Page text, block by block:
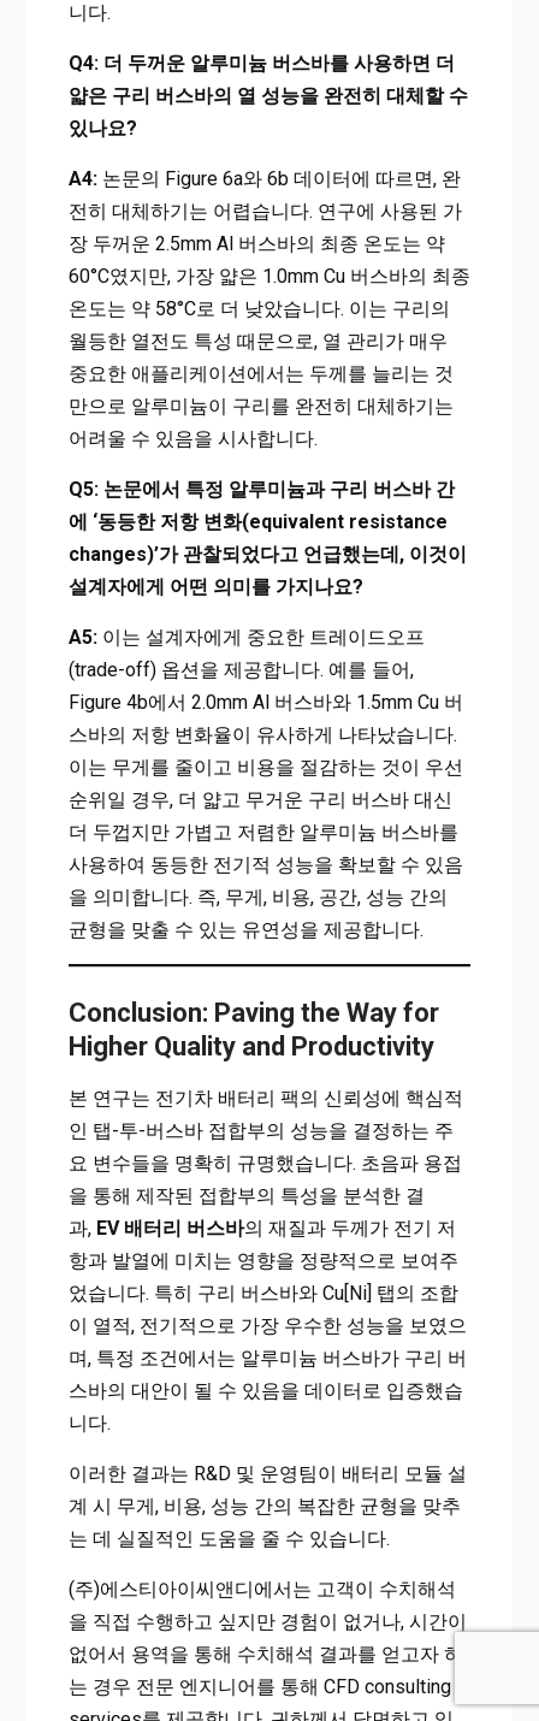
니다.
Q4: 더 두꺼운 알루미늄 버스바를 사용하면 더
얇은 구리 버스바의 열 성능을 완전히 대체할 수
있나요?
A4:논문의 Figure 6a와 6b 데이터에 따르면, 완
전히 대체하기는 어렵습니다. 연구에 사용된 가
장 두꺼운 2.5mm Al 버스바의 최종 온도는 약
60°C였지만, 가장 얇은 1.0mm Cu 버스바의 최종
온도는 약 58°C로 더 낮았습니다. 이는 구리의
월등한 열전도 특성 때문으로, 열 관리가 매우
중요한 애플리케이션에서는 두께를 늘리는 것
만으로 알루미늄이 구리를 완전히 대체하기는
어려울 수 있음을 시사합니다.
Q5: 논문에서 특정 알루미늄과 구리 버스바 간
에 ‘동등한 저항 변화(equivalent resistance
changes)’가 관찰되었다고 언급했는데, 이것이
설계자에게 어떤 의미를 가지나요?
A5:이는 설계자에게 중요한 트레이드오프
(trade-off) 옵션을 제공합니다. 예를 들어,
Figure 4b에서 2.0mm Al 버스바와 1.5mm Cu 버
스바의 저항 변화율이 유사하게 나타났습니다.
이는 무게를 줄이고 비용을 절감하는 것이 우선
순위일 경우, 더 얇고 무거운 구리 버스바 대신
더 두껍지만 가볍고 저렴한 알루미늄 버스바를
사용하여 동등한 전기적 성능을 확보할 수 있음
을 의미합니다. 즉, 무게, 비용, 공간, 성능 간의
균형을 맞출 수 있는 유연성을 제공합니다.
Conclusion: Paving the Way for
Higher Quality and Productivity
본 연구는 전기차 배터리 팩의 신뢰성에 핵심적
인 탭-투-버스바 접합부의 성능을 결정하는 주
요 변수들을 명확히 규명했습니다. 초음파 용접
을 통해 제작된 접합부의 특성을 분석한 결
과, EV 배터리 버스바의 재질과 두께가 전기 저
항과 발열에 미치는 영향을 정량적으로 보여주
었습니다. 특히 구리 버스바와 Cu[Ni] 탭의 조합
이 열적, 전기적으로 가장 우수한 성능을 보였으
며, 특정 조건에서는 알루미늄 버스바가 구리 버
스바의 대안이 될 수 있음을 데이터로 입증했습
니다.
이러한 결과는 R&D 및 운영팀이 배터리 모듈 설
계 시 무게, 비용, 성능 간의 복잡한 균형을 맞추
는 데 실질적인 도움을 줄 수 있습니다.
(주)에스티아이씨앤디에서는 고객이 수치해석
을 직접 수행하고 싶지만 경험이 없거나, 시간이
없어서 용역을 통해 수치해석 결과를 얻고자 하
는 경우 전문 엔지니어를 통해 CFD consulting